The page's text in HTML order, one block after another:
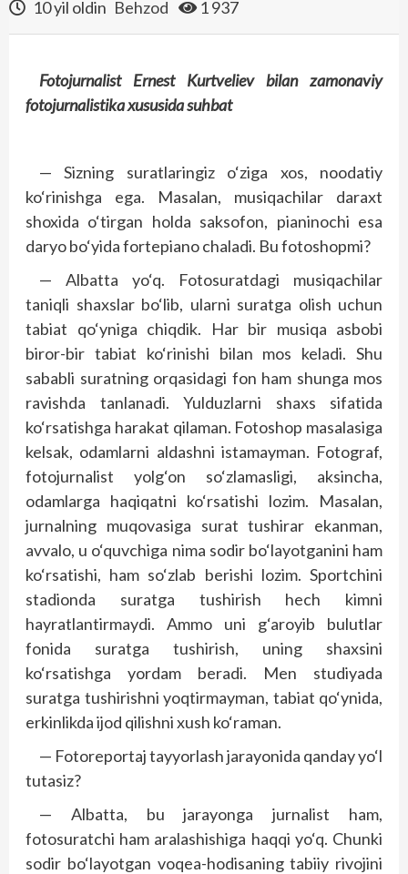
10 yil oldin Behzod 1 937
Fotojurnalist Ernest Kurtveliev bilan zamonaviy
fotojurnalistika xususida suhbat
— Sizning suratlaringiz o‘ziga xos, noodatiy
ko‘rinishga ega. Masalan, musiqachilar daraxt
shoxida o‘tirgan holda saksofon, pianinochi esa
daryo bo‘yida fortepiano chaladi. Bu fotoshopmi?
— Albatta yo‘q. Fotosuratdagi musiqachilar
taniqli shaxslar bo‘lib, ularni suratga olish uchun
tabiat qo‘yniga chiqdik. Har bir musiqa asbobi
biror-bir tabiat ko‘rinishi bilan mos keladi. Shu
sababli suratning orqasidagi fon ham shunga mos
ravishda tanlanadi. Yulduzlarni shaxs sifatida
ko‘rsatishga harakat qilaman. Fotoshop masalasiga
kelsak, odamlarni aldashni istamayman. Fotograf,
fotojurnalist yolg‘on so‘zlamasligi, aksincha,
odamlarga haqiqatni ko‘rsatishi lozim. Masalan,
jurnalning muqovasiga surat tushirar ekanman,
avvalo, u o‘quvchiga nima sodir bo‘layotganini ham
ko‘rsatishi, ham so‘zlab berishi lozim. Sportchini
stadionda suratga tushirish hech kimni
hayratlantirmaydi. Ammo uni g‘aroyib bulutlar
fonida suratga tushirish, uning shaxsini
ko‘rsatishga yordam beradi. Men studiyada
suratga tushirishni yoqtirmayman, tabiat qo‘ynida,
erkinlikda ijod qilishni xush ko‘raman.
— Fotoreportaj tayyorlash jarayonida qanday yo‘l
tutasiz?
— Albatta, bu jarayonga jurnalist ham,
fotosuratchi ham aralashishiga haqqi yo‘q. Chunki
sodir bo‘layotgan voqea-hodisaning tabiiy rivojini